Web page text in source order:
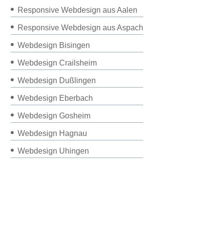
Responsive Webdesign aus Aalen
Responsive Webdesign aus Aspach
Webdesign Bisingen
Webdesign Crailsheim
Webdesign Dußlingen
Webdesign Eberbach
Webdesign Gosheim
Webdesign Hagnau
Webdesign Uhingen